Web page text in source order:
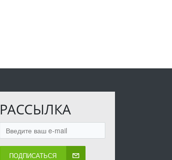
РАССЫЛКА
ПОДПИСАТЬСЯ